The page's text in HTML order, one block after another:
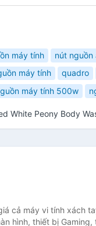
máy tính nút nguồn
máy tính quadro
máy tính 500w
White Peony Body
cả máy vi tính xách
hình, thiết bị Gaming,